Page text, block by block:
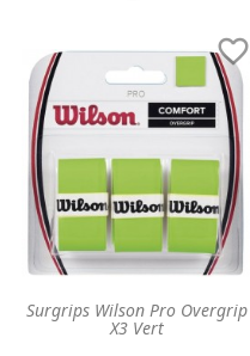
Surgrips Wilson Pro Overgrip
X3 Vert
